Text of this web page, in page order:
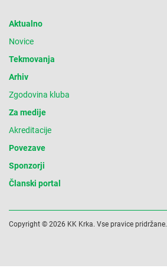
Aktualno
Novice
Tekmovanja
Arhiv
Zgodovina kluba
Za medije
Akreditacije
Povezave
Sponzorji
Članski portal
Copyright © 2026 KK Krka. Vse pravice pridržane.